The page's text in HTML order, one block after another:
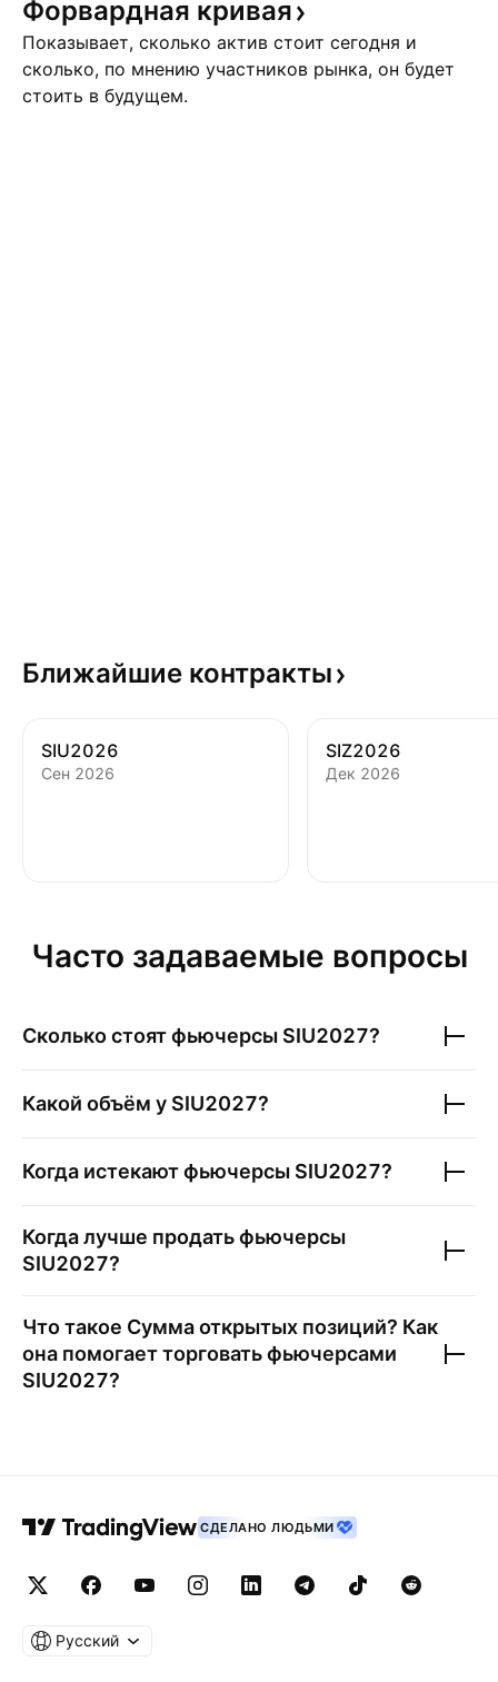
Форвардная кривая
Показывает, сколько актив стоит сегодня и
сколько, по мнению участников рынка, он будет
стоить в будущем.
Ближайшие контракты
SIU2026
Сен 2026
SIZ2026
Дек 2026
Часто задаваемые вопросы
Сколько стоят фьючерсы SIU2027?
Какой объём у SIU2027?
Когда истекают фьючерсы SIU2027?
Когда лучше продать фьючерсы
SIU2027?
Что такое Сумма открытых позиций? Как
она помогает торговать фьючерсами
SIU2027?
СДЕЛАНО ЛЮДЬМИ
Русский